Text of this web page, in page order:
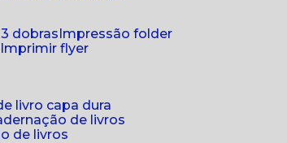
dobras impressão folder
imprimir flyer
livro capa dura
de livros
de livros